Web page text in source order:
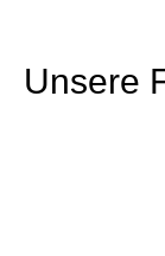
Unsere